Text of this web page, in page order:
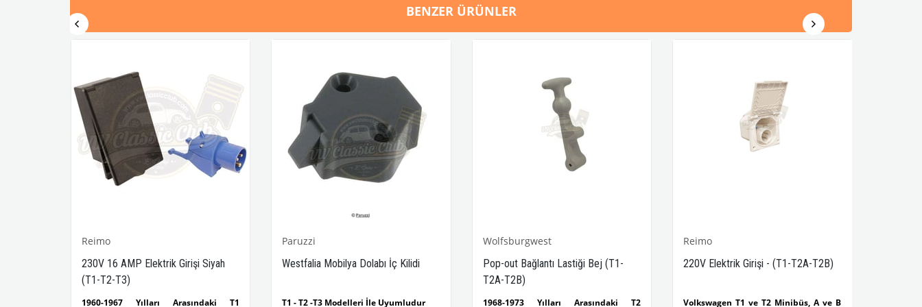
BENZER ÜRÜNLER
Reimo
230V 16 AMP Elektrik Girişi Siyah
(T1-T2-T3)
1960-1967 Yılları Arasındaki T1
Paruzzi
Westfalia Mobilya Dolabı İç Kilidi
T1 - T2 -T3 Modelleri İle Uyumludur
Wolfsburgwest
Pop-out Bağlantı Lastiği Bej (T1-
T2A-T2B)
1968-1973 Yılları Arasındaki T2
Reimo
220V Elektrik Girişi - (T1-T2A-T2B)
Volkswagen T1 ve T2 Minibüs, A ve B